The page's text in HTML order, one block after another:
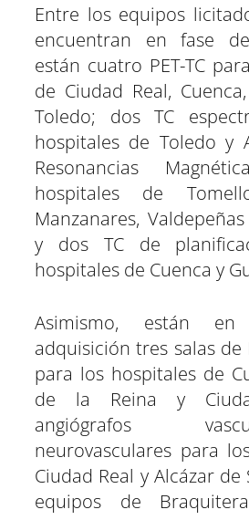
Entre los equipos
encuentran en fase
están cuatro PET-TC
de Ciudad Real,
Toledo; dos TC
hospitales de Toledo y
Resonancias
hospitales de
Manzanares,
y dos TC de
hospitales de Cuenca y
Asimismo, están
adquisición tres salas de
para los hospitales de
de la Reina y
angiógrafos
neurovasculares para
Ciudad Real y Alcázar de
equipos de